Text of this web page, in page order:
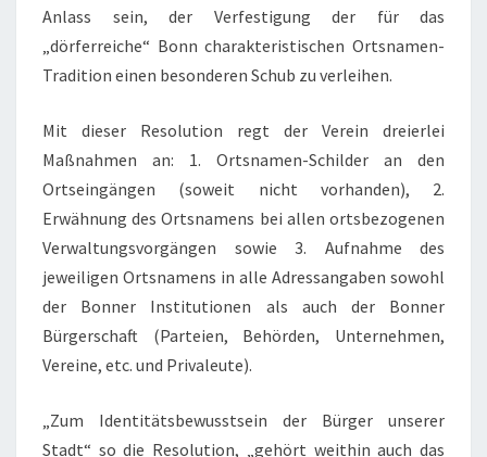
R
O
R
S
N
M
E
N
Anlass sein, der Verfestigung der für das
„dörferreiche“ Bonn charakteristischen Ortsnamen-
Tradition einen besonderen Schub zu verleihen.
Mit dieser Resolution regt der Verein dreierlei
Maßnahmen an: 1. Ortsnamen-Schilder an den
Ortseingängen (soweit nicht vorhanden), 2.
Erwähnung des Ortsnamens bei allen ortsbezogenen
Verwaltungsvorgängen sowie 3. Aufnahme des
jeweiligen Ortsnamens in alle Adressangaben sowohl
der Bonner Institutionen als auch der Bonner
Bürgerschaft (Parteien, Behörden, Unternehmen,
Vereine, etc. und Privaleute).
„Zum Identitätsbewusstsein der Bürger unserer
Stadt“ so die Resolution, „gehört weithin auch das